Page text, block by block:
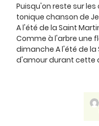
Puisqu'on reste sur
tonique chanson de
A l'été de la Saint
Comme à l'arbre une
dimanche A l'été de la
d'amour durant cette